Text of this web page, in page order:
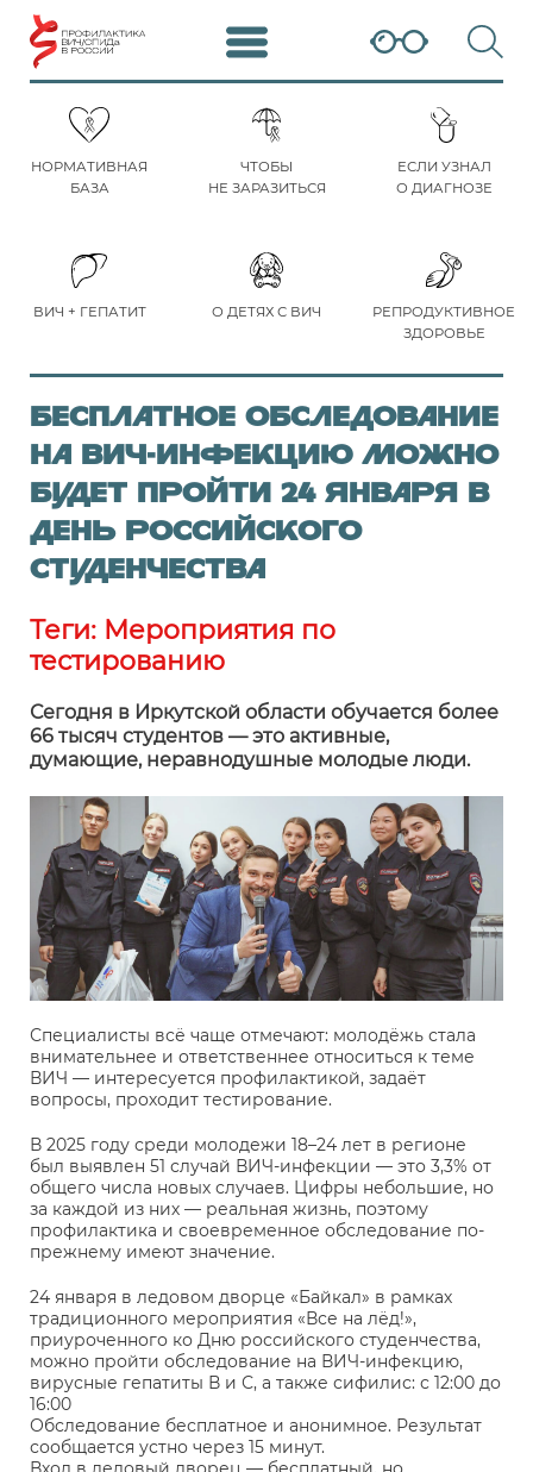
НОРМАТИВНАЯ
БАЗА
ЧТОБЫ
НЕ ЗАРАЗИТЬСЯ
ЕСЛИ УЗНАЛ
О ДИАГНОЗЕ
ВИЧ + ГЕПАТИТ О ДЕТЯХ С ВИЧ
РЕПРОДУКТИВНОЕ
ЗДОРОВЬЕ
Бесплатное обследование
на ВИЧ-инфекцию можно
будет пройти 24 января в
День Российского
студенчества
Теги: Мероприятия по
тестированию
Сегодня в Иркутской области обучается более
66 тысяч студентов — это активные,
думающие, неравнодушные молодые люди.
Специалисты всё чаще отмечают: молодёжь стала
внимательнее и ответственнее относиться к теме
ВИЧ — интересуется профилактикой, задаёт
вопросы, проходит тестирование.
В 2025 году среди молодежи 18–24 лет в регионе
был выявлен 51 случай ВИЧ-инфекции — это 3,3% от
общего числа новых случаев. Цифры небольшие, но
за каждой из них — реальная жизнь, поэтому
профилактика и своевременное обследование по-
прежнему имеют значение.
24 января в ледовом дворце «Байкал» в рамках
традиционного мероприятия «Все на лёд!»,
приуроченного ко Дню российского студенчества,
можно пройти обследование на ВИЧ-инфекцию,
вирусные гепатиты В и С, а также сифилис: с 12:00 до
16:00
Обследование бесплатное и анонимное. Результат
сообщается устно через 15 минут.